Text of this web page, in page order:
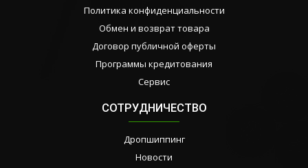
Политика конфиденциальности
Обмен и возврат товара
Договор публичной оферты
Программы кредитования
Сервис
СОТРУДНИЧЕСТВО
Дропшиппинг
Новости